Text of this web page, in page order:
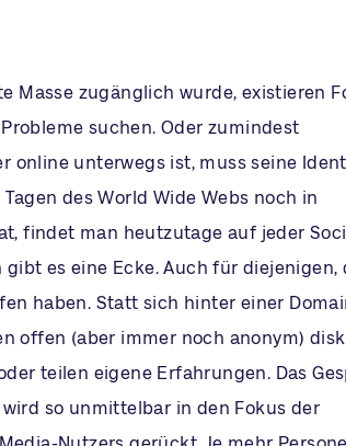
Masse zugänglich wurde, existieren
suchen. Oder zumindest
online unterwegs ist, muss seine
des World Wide Webs noch in
findet man heutzutage auf jeder
es eine Ecke. Auch für diejenigen,
haben. Statt sich hinter einer
offen (aber immer noch anonym)
teilen eigene Erfahrungen. Das
so unmittelbar in den Fokus der